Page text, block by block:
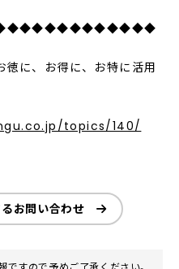
に、お得に、お特に活用
topics/140/
お問い合わせ